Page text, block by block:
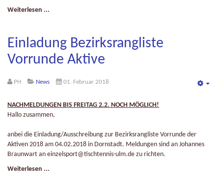
Weiterlesen ...
Einladung Bezirksrangliste
Vorrunde Aktive
PH News 01. Februar 2018
NACHMELDUNGEN BIS FREITAG 2.2. NOCH MÖGLICH!
Hallo zusammen,
anbei die Einladung/Ausschreibung zur Bezirksrangliste Vorrunde der
Aktiven 2018 am 04.02.2018 in Dornstadt. Meldungen sind an Johannes
Braunwart an einzelsport@tischtennis-ulm.de zu richten.
Weiterlesen ...